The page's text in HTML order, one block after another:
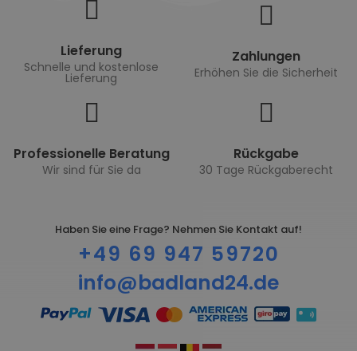
Lieferung
Schnelle und kostenlose
Lieferung
Zahlungen
Erhöhen Sie die Sicherheit
Professionelle Beratung
Wir sind für Sie da
Rückgabe
30 Tage Rückgaberecht
Haben Sie eine Frage? Nehmen Sie Kontakt auf!
+49 69 947 59720
info@badland24.de